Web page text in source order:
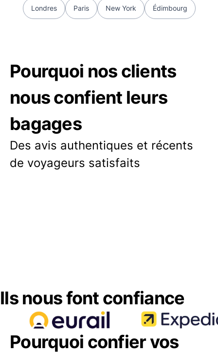
Londres Paris New York Édimbourg
Pourquoi nos clients
nous confient leurs
bagages
Des avis authentiques et récents
de voyageurs satisfaits
Ils nous font confiance
Pourquoi confier vos